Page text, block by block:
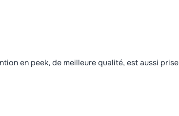
en peek, de meilleure qualité, est aussi prise